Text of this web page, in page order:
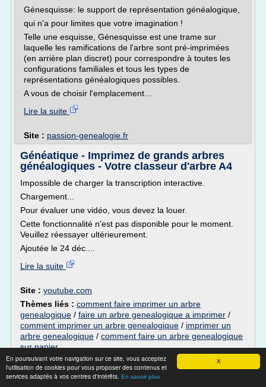
X
En poursuivant votre navigation sur ce site, vous acceptez
l'utilisation de cookies pour vous proposer des contenus et
services adaptés à vos centres d'intérêts. En savoir plus
Génesquisse: le support de représentation généalogique,
qui n'a pour limites que votre imagination !
Telle une esquisse, Génesquisse est une trame sur
laquelle les ramifications de l'arbre sont pré-imprimées
(en arrière plan discret) pour correspondre à toutes les
configurations familiales et tous les types de
représentations généalogiques possibles.
A vous de choisir l'emplacement...
Lire la suite
Site : passion-genealogie.fr
Généatique - Imprimez de grands arbres
généalogiques - Votre classeur d'arbre A4
Impossible de charger la transcription interactive.
Chargement...
Pour évaluer une vidéo, vous devez la louer.
Cette fonctionnalité n'est pas disponible pour le moment.
Veuillez réessayer ultérieurement.
Ajoutée le 24 déc....
Lire la suite
Site : youtube.com
Thèmes liés : comment faire imprimer un arbre
genealogique / faire un arbre genealogique a imprimer /
comment imprimer un arbre genealogique / imprimer un
arbre genealogique / comment faire un arbre genealogique
sur papier
Comment faire sa généalogie sans logiciel
...